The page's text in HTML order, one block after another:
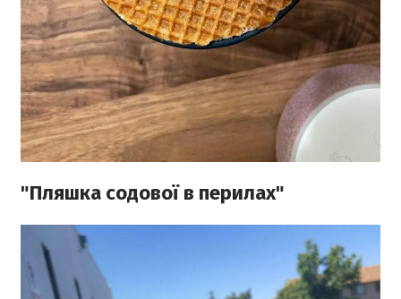
"Пляшка содової в перилах"